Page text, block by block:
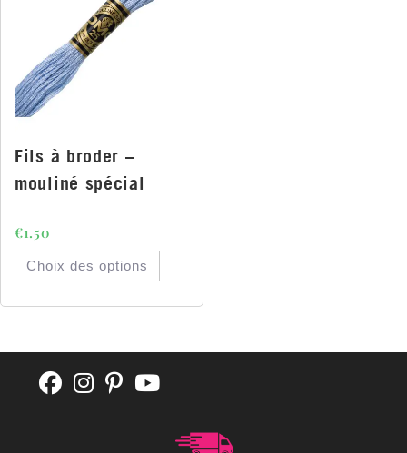
Fils à broder –
mouliné spécial
€1.50
Choix des options